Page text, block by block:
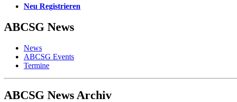
Neu Registrieren
ABCSG News
News
ABCSG Events
Termine
ABCSG News Archiv